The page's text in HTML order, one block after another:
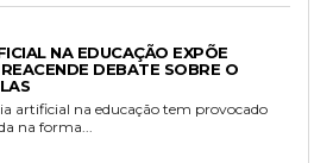
NA EDUCAÇÃO EXPÕE
DEBATE SOBRE O
artificial na educação tem provocado
na forma...